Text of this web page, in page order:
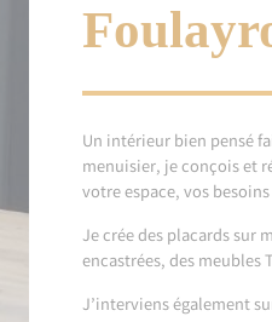
Un intérieur bien pensé
menuisier, je conçois et
votre espace, vos
Je crée des placards sur
encastrées, des
J’interviens également